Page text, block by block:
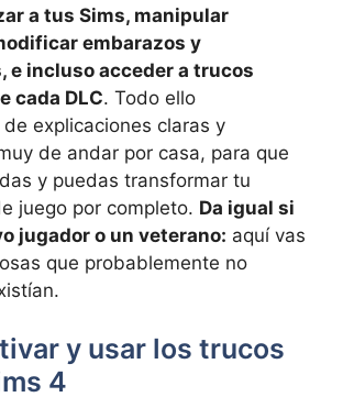
a tus Sims, manipular
embarazos y
e incluso acceder a trucos
cada DLC. Todo ello
explicaciones claras y
de andar por casa, para que
y puedas transformar tu
juego por completo. Da igual si
jugador o un veterano: aquí vas
que probablemente no
y usar los trucos
4